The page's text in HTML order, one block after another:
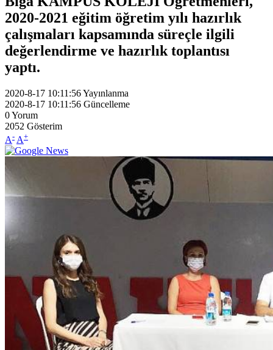
2020-2021 eğitim öğretim yılı hazırlık
çalışmaları kapsamında süreçle ilgili
değerlendirme ve hazırlık toplantısı
yaptı.
2020-8-17 10:11:56Yayınlanma
2020-8-17 10:11:56 Güncelleme
0Yorum
2052 Gösterim
A- A+